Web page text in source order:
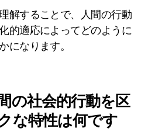
が既存の信念を支持する情
グループの結束を高めま
、自分のグループのメンバ
促進し、社会的絆を強化し
とがあります。